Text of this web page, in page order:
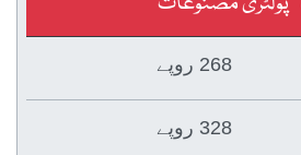
268 روپے
328 روپے